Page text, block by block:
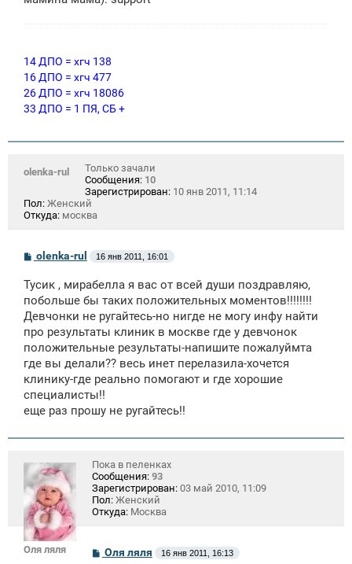
14 ДПО = хгч 138
16 ДПО = хгч 477
26 ДПО = хгч 18086
33 ДПО = 1 ПЯ, СБ +
olenka-rul
Только зачали
Сообщения: 10
Зарегистрирован: 10 янв 2011, 11:14
Пол: Женский
Откуда: москва
С
б
щ
н
и
olenka-rul 16 янв 2011, 16:01
Тусик , мирабелла я вас от всей души поздравляю,
побольше бы таких положительных моментов!!!!!!!!
Девчонки не ругайтесь-но нигде не могу инфу найти
про результаты клиник в москве где у девчонок
положительные результаты-напишите пожалуймта
где вы делали?? весь инет перелазила-хочется
клинику-где реально помогают и где хорошие
специалисты!!
еще раз прошу не ругайтесь!!
Оля ляля
Пока в пеленках
Сообщения: 93
Зарегистрирован: 03 май 2010, 11:09
Пол: Женский
Откуда: Москва
СОля ляля 16 янв 2011, 16:13